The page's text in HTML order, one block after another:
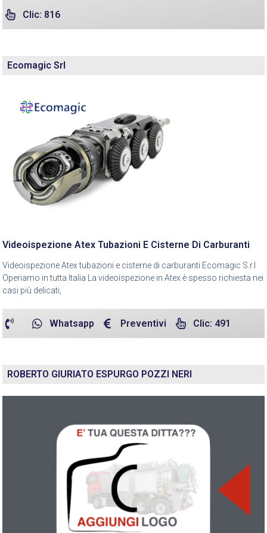
Clic: 816
Ecomagic Srl
Videoispezione Atex Tubazioni E Cisterne Di Carburanti
Videoispezione Atex tubazioni e cisterne di carburanti Ecomagic S.r.l
Operiamo in tutta Italia La videoispezione in Atex è spesso richiesta nei
casi più delicati,
Whatsapp Preventivi Clic: 491
ROBERTO GIURIATO ESPURGO POZZI NERI